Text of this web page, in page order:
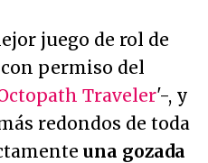
juego de rol de
permiso del
Traveler'-, y
redondos de toda
una gozada